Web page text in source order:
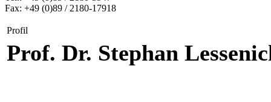
Fax: +49 (0)89 / 2180-17918
Profil
Prof. Dr. Stephan